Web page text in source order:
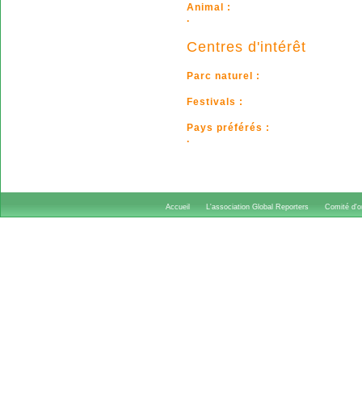
Animal :
.
Centres d'intérêt
Parc naturel :
Festivals :
Pays préférés :
.
Accueil L'association Global Reporters Comité